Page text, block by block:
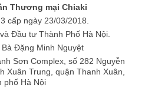
Thương mại Chiaki
cấp ngày 23/03/2018.
Đầu tư Thành Phố Hà Nội.
Đặng Minh Nguyệt
Sơn Complex, số 282 Nguyễn
Xuân Trung, quận Thanh Xuân,
phố Hà Nội